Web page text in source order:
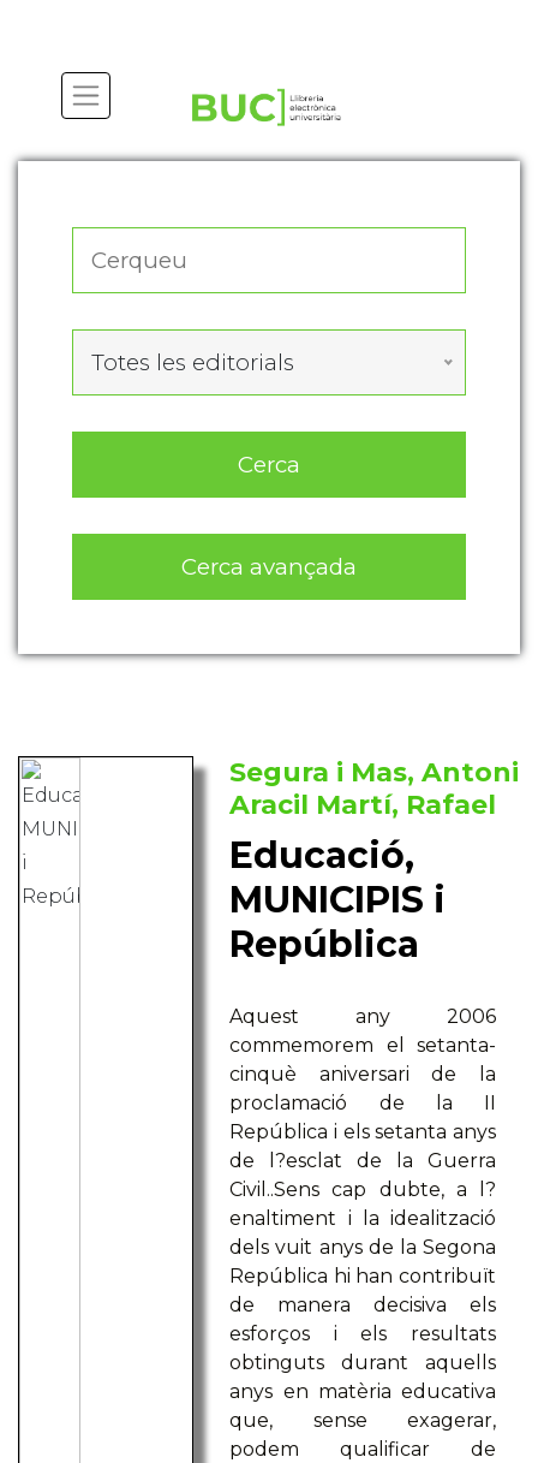
Totes les editorials
Cerca
Cerca avançada
Segura i Mas, Antoni
Aracil Martí, Rafael
Educació,
MUNICIPIS i
República
Aquest any 2006
commemorem el setanta-
cinquè aniversari de la
proclamació de la II
República i els setanta anys
de l?esclat de la Guerra
Civil..Sens cap dubte, a l?
enaltiment i la idealització
dels vuit anys de la Segona
República hi han contribuït
de manera decisiva els
esforços i els resultats
obtinguts durant aquells
anys en matèria educativa
que, sense exagerar,
podem qualificar de